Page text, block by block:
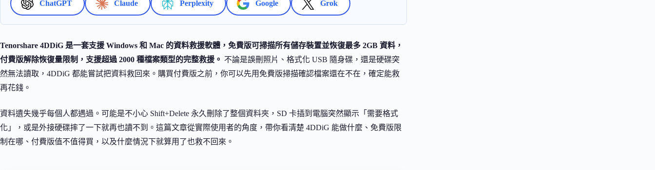
ChatGPT Claude Perplexity Google Grok
Tenorshare 4DDiG 是一套支援 Windows 和 Mac 的資料救援軟體，免費版可掃描所有儲存裝置並恢復最多 2GB 資料，
付費版解除恢復量限制，支援超過 2000 種檔案類型的完整救援。 不論是誤刪照片、格式化 USB 隨身碟，還是硬碟突
然無法讀取，4DDiG 都能嘗試把資料救回來。購買付費版之前，你可以先用免費版掃描確認檔案還在不在，確定能救
再花錢。
資料遺失幾乎每個人都遇過。可能是不小心 Shift+Delete 永久刪除了整個資料夾，SD 卡插到電腦突然顯示「需要格式
化」，或是外接硬碟摔了一下就再也讀不到。這篇文章從實際使用者的角度，帶你看清楚 4DDiG 能做什麼、免費版限
制在哪、付費版值不值得買，以及什麼情況下就算用了也救不回來。